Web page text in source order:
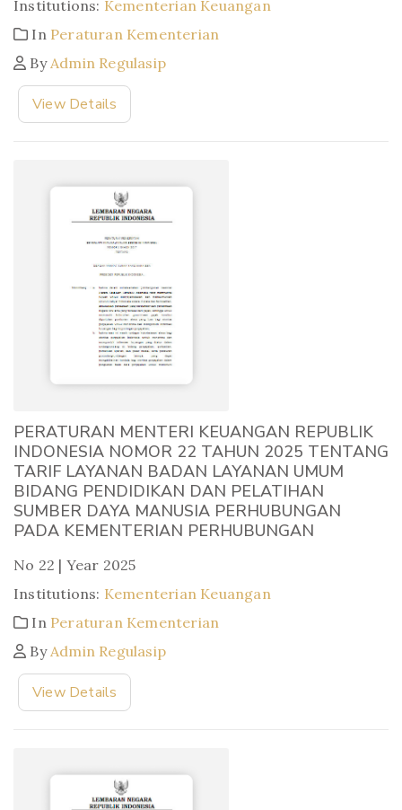
Institutions: Kementerian Keuangan
In Peraturan Kementerian
ByAdmin Regulasip
View Details
PERATURAN MENTERI KEUANGAN REPUBLIK
INDONESIA NOMOR 22 TAHUN 2025 TENTANG
TARIF LAYANAN BADAN LAYANAN UMUM
BIDANG PENDIDIKAN DAN PELATIHAN
SUMBER DAYA MANUSIA PERHUBUNGAN
PADA KEMENTERIAN PERHUBUNGAN
No 22 | Year 2025
Institutions: Kementerian Keuangan
In Peraturan Kementerian
ByAdmin Regulasip
View Details